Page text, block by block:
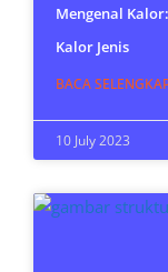
Mengenal
Kalor Jenis
BACA
10 July 2023